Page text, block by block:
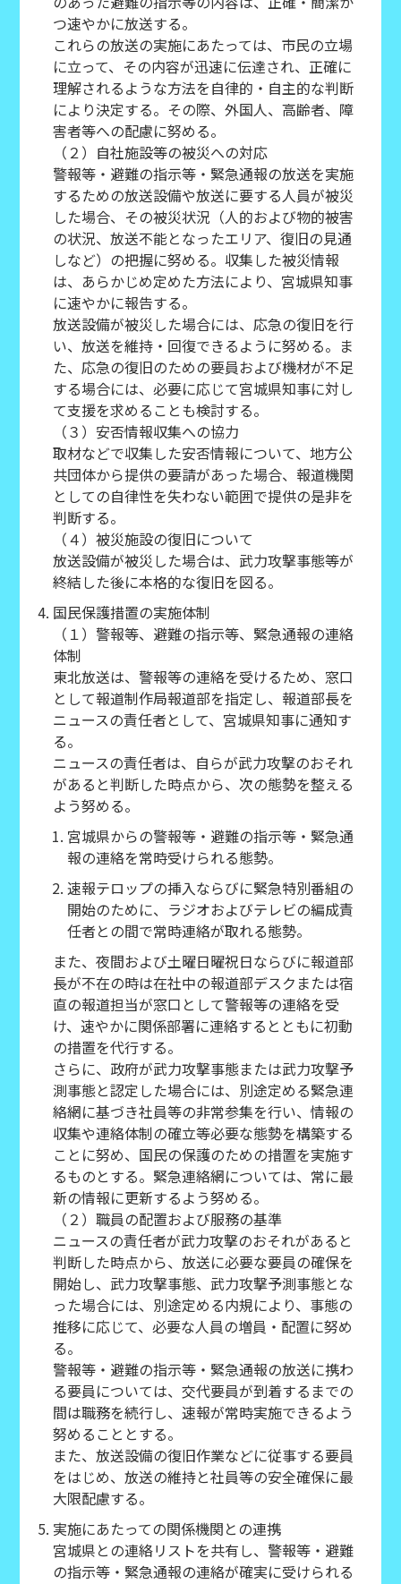
つ速やかに放送する。
これらの放送の実施にあたっては、市民の立場
に立って、その内容が迅速に伝達され、正確に
理解されるような方法を自律的・自主的な判断
により決定する。その際、外国人、高齢者、障
害者等への配慮に努める。
（２）自社施設等の被災への対応
警報等・避難の指示等・緊急通報の放送を実施
するための放送設備や放送に要する人員が被災
した場合、その被災状況（人的および物的被害
の状況、放送不能となったエリア、復旧の見通
しなど）の把握に努める。収集した被災情報
は、あらかじめ定めた方法により、宮城県知事
に速やかに報告する。
放送設備が被災した場合には、応急の復旧を行
い、放送を維持・回復できるように努める。ま
た、応急の復旧のための要員および機材が不足
する場合には、必要に応じて宮城県知事に対し
て支援を求めることも検討する。
（３）安否情報収集への協力
取材などで収集した安否情報について、地方公
共団体から提供の要請があった場合、報道機関
としての自律性を失わない範囲で提供の是非を
判断する。
（４）被災施設の復旧について
放送設備が被災した場合は、武力攻撃事態等が
終結した後に本格的な復旧を図る。
国民保護措置の実施体制
（１）警報等、避難の指示等、緊急通報の連絡
体制
東北放送は、警報等の連絡を受けるため、窓口
として報道制作局報道部を指定し、報道部長を
ニュースの責任者として、宮城県知事に通知す
る。
ニュースの責任者は、自らが武力攻撃のおそれ
があると判断した時点から、次の態勢を整える
よう努める。
宮城県からの警報等・避難の指示等・緊急通
報の連絡を常時受けられる態勢。
速報テロップの挿入ならびに緊急特別番組の
開始のために、ラジオおよびテレビの編成責
任者との間で常時連絡が取れる態勢。
また、夜間および土曜日曜祝日ならびに報道部
長が不在の時は在社中の報道部デスクまたは宿
直の報道担当が窓口として警報等の連絡を受
け、速やかに関係部署に連絡するとともに初動
の措置を代行する。
さらに、政府が武力攻撃事態または武力攻撃予
測事態と認定した場合には、別途定める緊急連
絡網に基づき社員等の非常参集を行い、情報の
収集や連絡体制の確立等必要な態勢を構築する
ことに努め、国民の保護のための措置を実施す
るものとする。緊急連絡網については、常に最
新の情報に更新するよう努める。
（２）職員の配置および服務の基準
ニュースの責任者が武力攻撃のおそれがあると
判断した時点から、放送に必要な要員の確保を
開始し、武力攻撃事態、武力攻撃予測事態とな
った場合には、別途定める内規により、事態の
推移に応じて、必要な人員の増員・配置に努め
る。
警報等・避難の指示等・緊急通報の放送に携わ
る要員については、交代要員が到着するまでの
間は職務を続行し、速報が常時実施できるよう
努めることとする。
また、放送設備の復旧作業などに従事する要員
をはじめ、放送の維持と社員等の安全確保に最
大限配慮する。
実施にあたっての関係機関との連携
宮城県との連絡リストを共有し、警報等・避難
の指示等・緊急通報の連絡が確実に受けられる